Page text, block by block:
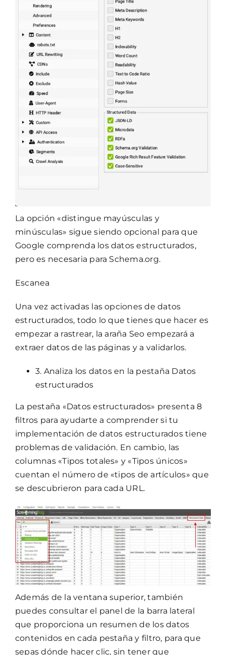
La opción «distingue mayúsculas y
minúsculas» sigue siendo opcional para que
Google comprenda los datos estructurados,
pero es necesaria para Schema.org.
Escanea
Una vez activadas las opciones de datos
estructurados, todo lo que tienes que hacer es
empezar a rastrear, la araña Seo empezará a
extraer datos de las páginas y a validarlos.
3. Analiza los datos en la pestaña Datos
estructurados
La pestaña «Datos estructurados» presenta 8
filtros para ayudarte a comprender si tu
implementación de datos estructurados tiene
problemas de validación. En cambio, las
columnas «Tipos totales» y «Tipos únicos»
cuentan el número de «tipos de artículos» que
se descubrieron para cada URL.
Además de la ventana superior, también
puedes consultar el panel de la barra lateral
que proporciona un resumen de los datos
contenidos en cada pestaña y filtro, para que
sepas dónde hacer clic, sin tener que